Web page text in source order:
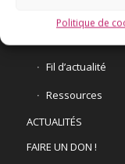
Politique de
Fil d’actualité
Ressources
ACTUALITÉS
FAIRE UN DON !